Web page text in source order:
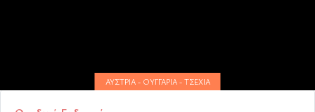
ΑΥΣΤΡΊΑ - ΟΥΓΓΑΡΊΑ - ΤΣΕΧΊΑ